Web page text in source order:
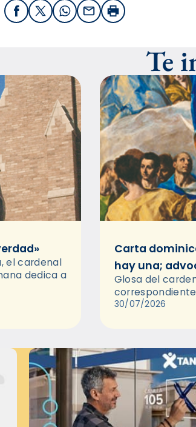
FacebookX / Twitter
WhatsApp
EmailImprimir
Te
el cardenal
dedica a
Carta
hay una;
Glosa del
30/07/2026